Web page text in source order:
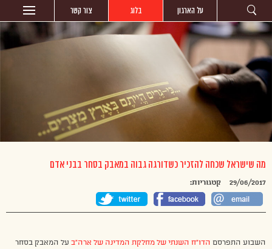
על הארגון בלוג צור קשר
מה שישראל שכחה להזכיר כשדורגה גבוה במאבק בסחר בבני אדם
29/06/2017 קטגוריות:
השבוע התפרסם הדו”ח השנתי של מחלקת המדינה של ארה”ב על המאבק בסחר